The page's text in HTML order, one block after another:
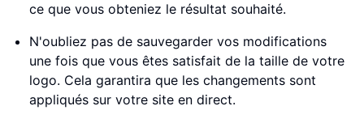
ce que vous obteniez le résultat souhaité.
N'oubliez pas de sauvegarder vos modifications
une fois que vous êtes satisfait de la taille de votre
logo. Cela garantira que les changements sont
appliqués sur votre site en direct.